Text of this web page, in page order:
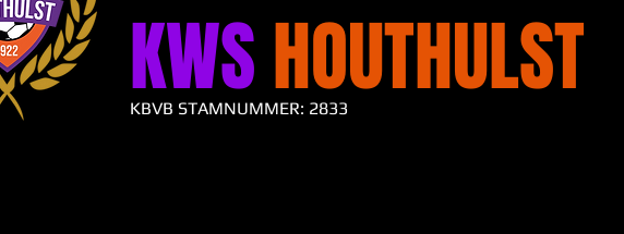
KWSHOUTHULST
KBVB STAMNUMMER: 2833